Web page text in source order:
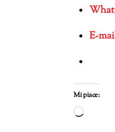
E-
Mi piace: